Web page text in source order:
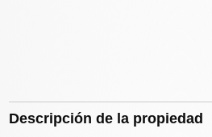
Descripción de la propiedad